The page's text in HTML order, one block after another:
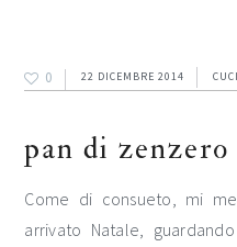
0 22 DICEMBRE 2014
pan di zenzero
Come di consueto, mi
arrivato Natale,